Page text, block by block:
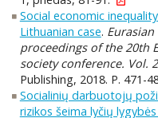
Social economic
Lithuanian case.
proceedings of the 20th
society conference. Vol.
Publishing, 2018. P. 471-
Socialinių darbuotojų
rizikos šeima lyčių